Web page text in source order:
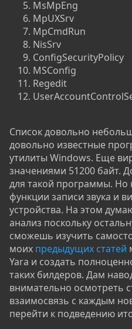
MsMpEng
MpUXSrv
MpCmdRun
NisSrv
ConfigSecurityPolicy
MSConfig
Regedit
Список довольно
довольно известные
утилиты Windows. Еще
значениями 51200 байт.
для такой программы. Но
функции записи звука и
устройства. На этом
анализ поскольку
сможешь изучить
моих предыдущих статей
Yara и создать
таких билдеров. Дам
внимательно осмотреть
взаимосвязь с каждым
перейти к подведению